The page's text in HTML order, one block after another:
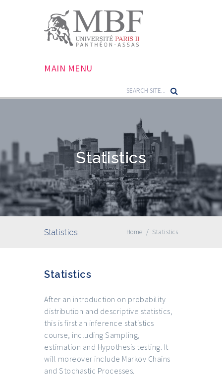
MAIN MENU
Statistics
Statistics Home / Statistics
Statistics
After an introduction on probability
distribution and descriptive statistics,
this is first an inference statistics
course, including Sampling,
estimation and Hypothesis testing. It
will moreover include Markov Chains
and Stochastic Processes.